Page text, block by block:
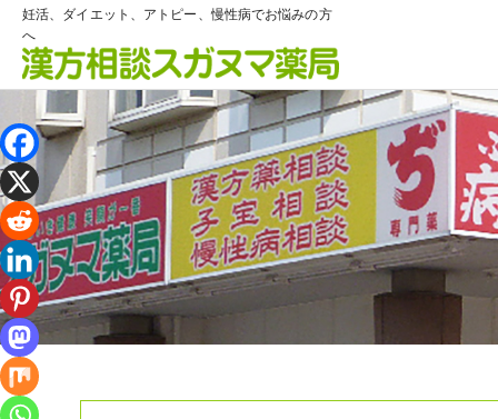
妊活、ダイエット、アトピー、慢性病でお悩みの方
へ